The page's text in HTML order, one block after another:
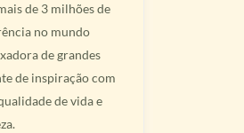
de 3 milhões de
no mundo
de grandes
de inspiração com
de vida e